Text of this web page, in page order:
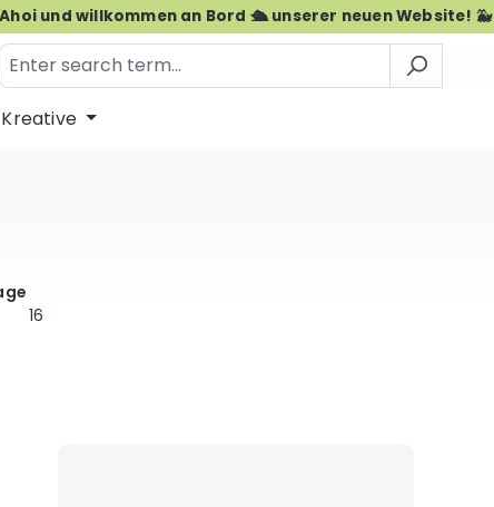
Ahoi und willkommen an Bord 🛳️ unserer neuen Website! 🐳
Kreative
16